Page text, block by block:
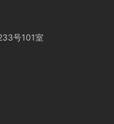
号101室